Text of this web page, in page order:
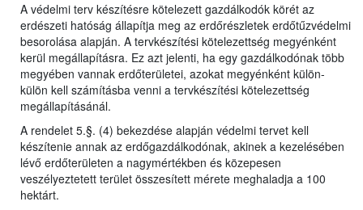
A védelmi terv készítésre kötelezett gazdálkodók körét az
erdészeti hatóság állapítja meg az erdőrészletek erdőtűzvédelmi
besorolása alapján. A tervkészítési kötelezettség megyénként
kerül megállapításra. Ez azt jelenti, ha egy gazdálkodónak több
megyében vannak erdőterületei, azokat megyénként külön-
külön kell számításba venni a tervkészítési kötelezettség
megállapításánál.
A rendelet 5.§. (4) bekezdése alapján védelmi tervet kell
készítenie annak az erdőgazdálkodónak, akinek a kezelésében
lévő erdőterületen a nagymértékben és közepesen
veszélyeztetett terület összesített mérete meghaladja a 100
hektárt.